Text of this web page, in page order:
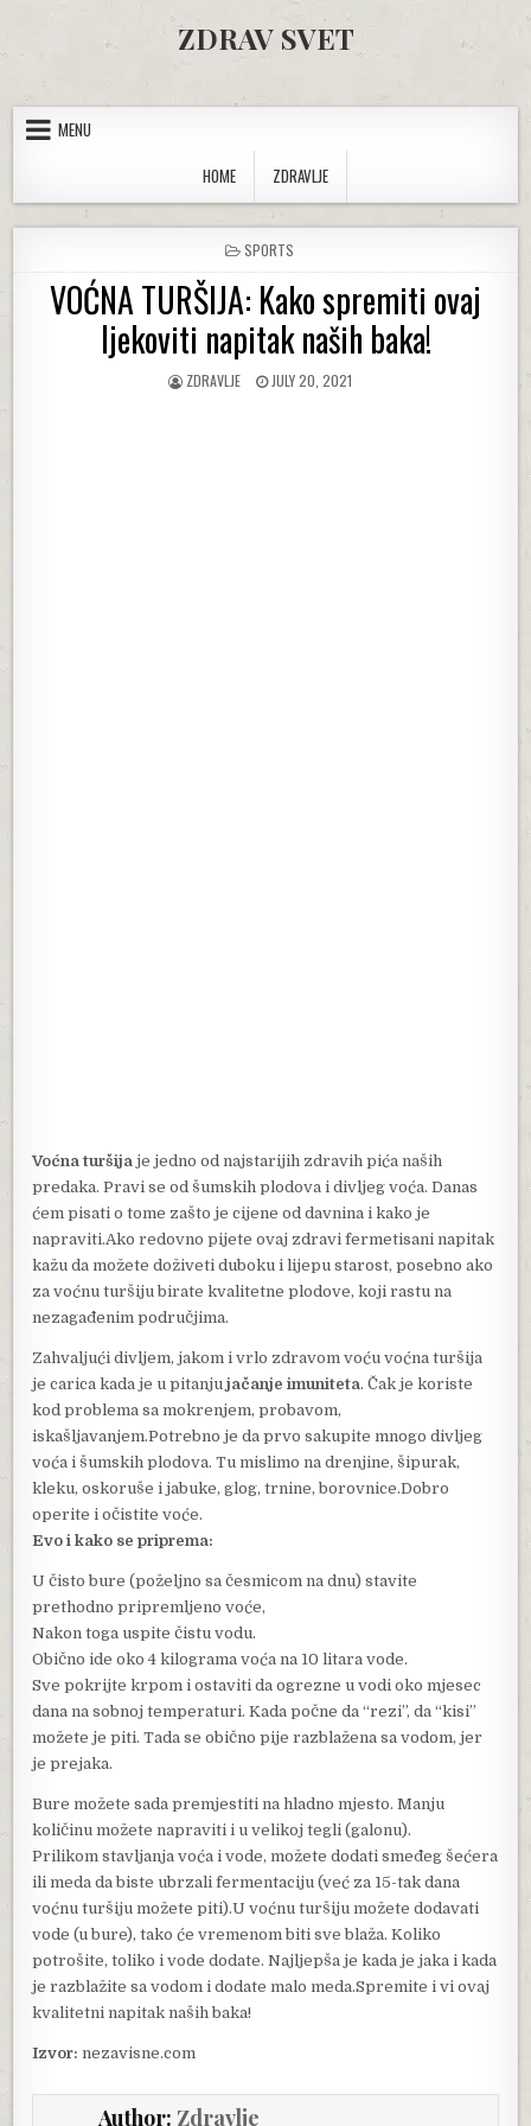
ZDRAV SVET
MENU
HOME
ZDRAVLJE
POSTED IN
SPORTS
VOĆNA TURŠIJA: Kako spremiti ovaj
ljekoviti napitak naših baka!
AUTHOR:
ZDRAVLJE PUBLISHED DATE:
JULY 20, 2021
Voćna turšija je jedno od najstarijih zdravih pića naših
predaka. Pravi se od šumskih plodova i divljeg voća. Danas
ćem pisati o tome zašto je cijene od davnina i kako je
napraviti.Ako redovno pijete ovaj zdravi fermetisani napitak
kažu da možete doživeti duboku i lijepu starost, posebno ako
za voćnu turšiju birate kvalitetne plodove, koji rastu na
nezagađenim područjima.
Zahvaljući divljem, jakom i vrlo zdravom voću voćna turšija
je carica kada je u pitanjujačanje imuniteta. Čak je koriste
kod problema sa mokrenjem, probavom,
iskašljavanjem.Potrebno je da prvo sakupite mnogo divljeg
voća i šumskih plodova. Tu mislimo na drenjine, šipurak,
kleku, oskoruše i jabuke, glog, trnine, borovnice.Dobro
operite i očistite voće.
Evo i kako se priprema:
U čisto bure (poželjno sa česmicom na dnu) stavite
prethodno pripremljeno voće,
Nakon toga uspite čistu vodu.
Obično ide oko 4 kilograma voća na 10 litara vode.
Sve pokrijte krpom i ostaviti da ogrezne u vodi oko mjesec
dana na sobnoj temperaturi. Kada počne da “rezi”, da “kisi”
možete je piti. Tada se obično pije razblažena sa vodom, jer
je prejaka.
Bure možete sada premjestiti na hladno mjesto. Manju
količinu možete napraviti i u velikoj tegli (galonu).
Prilikom stavljanja voća i vode, možete dodati smeđeg šećera
ili meda da biste ubrzali fermentaciju (već za 15-tak dana
voćnu turšiju možete piti).U voćnu turšiju možete dodavati
vode (u bure), tako će vremenom biti sve blaža. Koliko
potrošite, toliko i vode dodate. Najljepša je kada je jaka i kada
je razblažite sa vodom i dodate malo meda.Spremite i vi ovaj
kvalitetni napitak naših baka!
Izvor: nezavisne.com
Author: Zdravlje